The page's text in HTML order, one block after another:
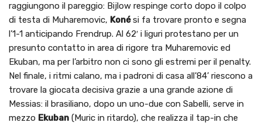
raggiungono il pareggio: Bijlow respinge corto dopo il colpo
di testa di Muharemovic, Konési fa trovare pronto e segna
l’1-1 anticipando Frendrup. Al 62′ i liguri protestano per un
presunto contatto in area di rigore tra Muharemovic ed
Ekuban, ma per l’arbitro non ci sono gli estremi per il penalty.
Nel finale, i ritmi calano, ma i padroni di casa all’84’ riescono a
trovare la giocata decisiva grazie a una grande azione di
Messias: il brasiliano, dopo un uno-due con Sabelli, serve in
mezzo Ekuban (Muric in ritardo), che realizza il tap-in che